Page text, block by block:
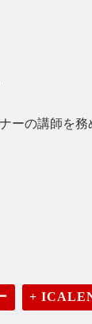
の講師を
+